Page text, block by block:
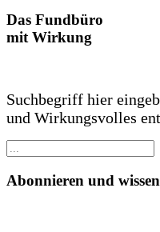
Das Fundbüro
mit Wirkung
Suchbegriff hier
und Wirkungsvolles
Abonnieren und